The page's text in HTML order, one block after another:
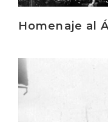
Homenaje al